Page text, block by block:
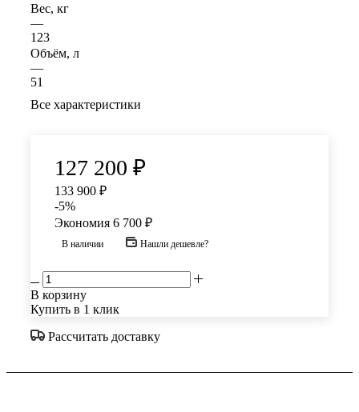
Вес, кг
—
123
Объём, л
—
51
Все характеристики
127 200 ₽
133 900 ₽
-5%
Экономия 6 700 ₽
В наличии Нашли дешевле?
В корзину
Купить в 1 клик
Рассчитать доставку